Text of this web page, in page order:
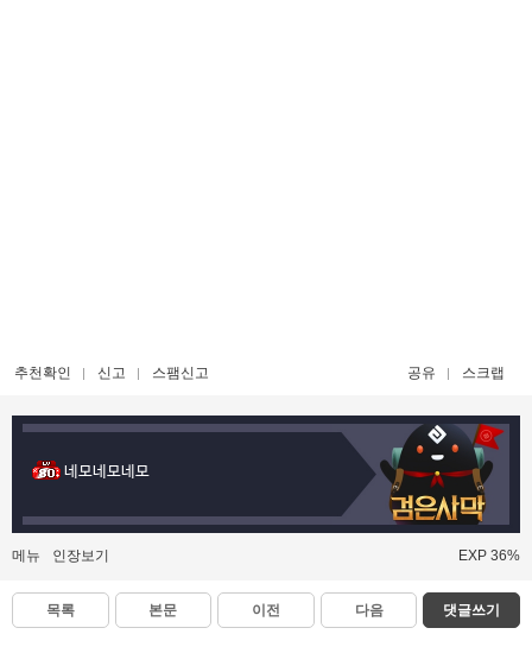
추천확인 신고 스팸신고 공유 스크랩
네모네모네모
메뉴 인장보기 EXP 36%
목록 본문 이전 다음 댓글쓰기